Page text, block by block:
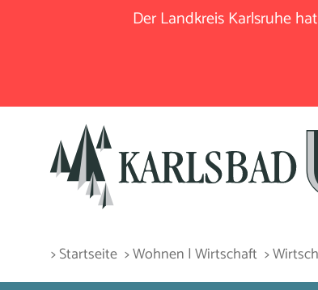
Der Landkreis Karlsruhe
> Startseite > Wohnen | Wirtschaft >